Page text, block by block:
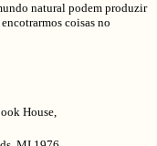
natural podem produzir
coisas no
House,